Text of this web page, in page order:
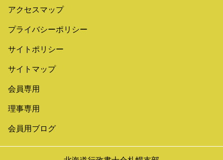
アクセスマップ
プライバシーポリシー
サイトポリシー
サイトマップ
会員専用
理事専用
会員用ブログ